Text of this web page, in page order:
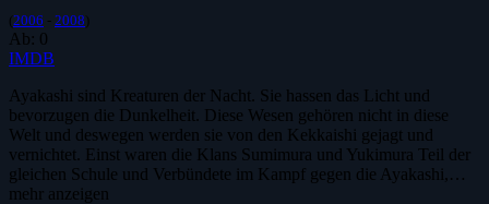
(2006 - 2008 )
Ab: 0
IMDB
Ayakashi sind Kreaturen der Nacht. Sie hassen das Licht und
bevorzugen die Dunkelheit. Diese Wesen gehören nicht in diese
Welt und deswegen werden sie von den Kekkaishi gejagt und
vernichtet. Einst waren die Klans Sumimura und Yukimura Teil der
gleichen Schule und Verbündete im Kampf gegen die Ayakashi,…
mehr anzeigen